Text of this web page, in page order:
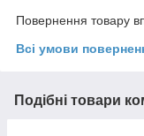
Повернення товару
Всі умови
Подібні товари